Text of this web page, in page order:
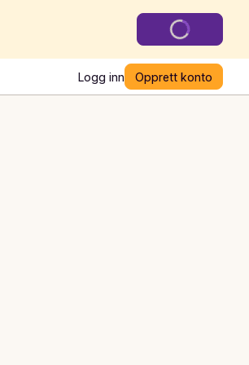
Logg inn Opprett konto